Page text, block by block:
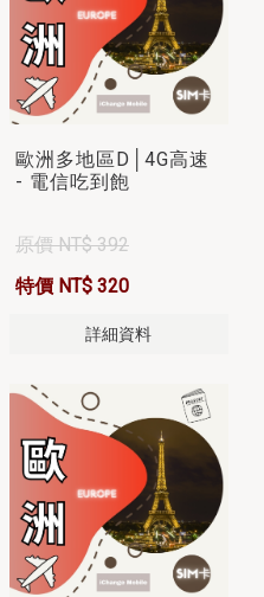
歐洲多地區D│4G高速
- 電信吃到飽
原價 NT$ 392
特價 NT$ 320
詳細資料